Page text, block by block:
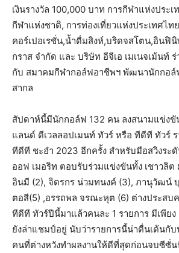
เงินรางวัล 100,000 บาท การกีฬาแห่งประ
กีฬาแห่งชาติ, การท่องเที่ยวแห่งประเทศไท
คอร์เปอเรชั่น,น้ำดื่มสิงห์,บริดจสโตน,อินฟิ
กราส จำกัด และ บริษัท อีจีเอ เมเนจเม้นท์
กับ สมาคมกีฬากอล์ฟอาชีพฯ พัฒนานักกอล์
สากล
สัปดาห์นี้มีนักกอล์ฟ 132 คน ลงสนามแข่ง
แลนด์ ดีเวลลอปเมนท์ ทัวร์ หรือ ทีดีที ทัวร์ ร
ทีดีที ชะอำ 2023 อีกครั้ง สำหรับมือสวิงระ
ออฟ เมอริท ตอบรับร่วมแข่งขันทั้ง เชาวลิต
อินมี (2), จิตรกร น่วมทนงค์ (3), ภานุวัฒน์
ตอสี(5) ,อรรถพล จรณะหุต (6) ต่างประสบ
ทีดีที ทัวร์ปีนี้มาแล้วคนละ 1 รายการ มีเพีย
ยังล่าแชมป์อยู่ นับว่ารายการนี้น่าตื่นเต้นกั
คนที่ต่างหวังทำผลงานให้ดีที่สุดก่อนจบซีซั่น